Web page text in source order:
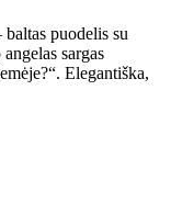
puodelis su
sargas
Elegantiška,